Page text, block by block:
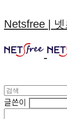
Netsfree |
글쓴이